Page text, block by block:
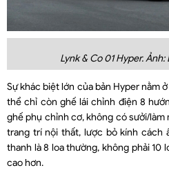
Lynk & Co 01 Hyper.
Sự khác biệt lớn của bản Hyper nằm
thể chỉ còn ghế lái chỉnh điện 8
ghế phụ chỉnh cơ, không có sưởi/làm
trang trí nội thất, lược bỏ kính cách
thanh là 8 loa thường, không phải 10
cao hơn.